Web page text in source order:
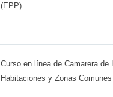
(EPP)
Curso en línea de Camarera de
Habitaciones y Zonas